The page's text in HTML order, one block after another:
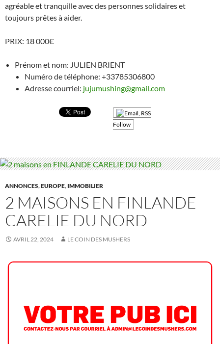
agréable et tranquille avec des personnes solidaires et
toujours prêtes à aider.
PRIX: 18 000€
Prénom et nom: JULIEN BRIENT
Numéro de téléphone: +33785306800
Adresse courriel: jujumushing@gmail.com
Follow
ANNONCES,EUROPE, IMMOBILIER
2 MAISONS EN FINLANDE
CARELIE DU NORD
AVRIL 22, 2024 LE COIN DES MUSHERS